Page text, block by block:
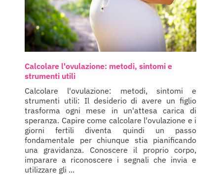
Calcolare l'ovulazione: metodi, sintomi e
strumenti utili
Calcolare l'ovulazione: metodi, sintomi e
strumenti utili: Il desiderio di avere un figlio
trasforma ogni mese in un'attesa carica di
speranza. Capire come calcolare l'ovulazione e i
giorni fertili diventa quindi un passo
fondamentale per chiunque stia pianificando
una gravidanza. Conoscere il proprio corpo,
imparare a riconoscere i segnali che invia e
utilizzare gli ...